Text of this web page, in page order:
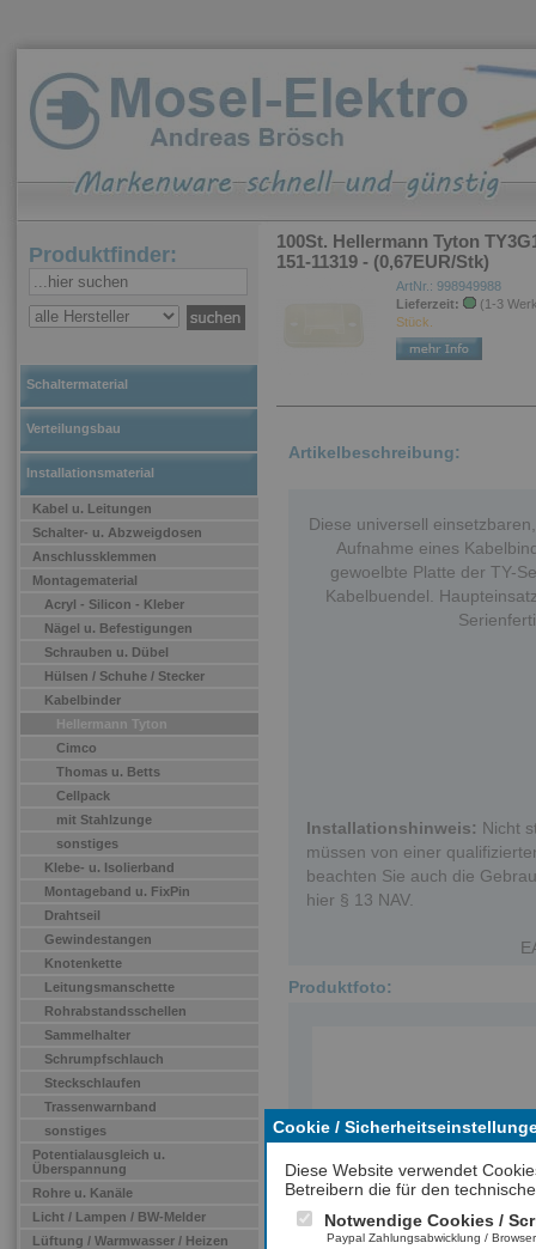
Cookie /
Diese Website verwendet
Betreibern die für den
Notwendige Cookies /
Paypal Zahlungsabwicklung /
Produktfinder:
Schaltermaterial
Verteilungsbau
Installationsmaterial
Kabel u. Leitungen
Schalter- u. Abzweigdosen
Anschlussklemmen
Montagematerial
Acryl - Silicon - Kleber
Nägel u. Befestigungen
Schrauben u. Dübel
Hülsen / Schuhe / Stecker
Kabelbinder
Hellermann Tyton
Cimco
Thomas u. Betts
Cellpack
mit Stahlzunge
sonstiges
Klebe- u. Isolierband
Montageband u. FixPin
Drahtseil
Gewindestangen
Knotenkette
Leitungsmanschette
Rohrabstandsschellen
Sammelhalter
Schrumpfschlauch
Steckschlaufen
Trassenwarnband
sonstiges
Potentialausgleich u.
Überspannung
Rohre u. Kanäle
Licht / Lampen / BW-Melder
Lüftung / Warmwasser / Heizen
100St. Hellermann Tyton
151-11319 - (0,67EUR/Stk)
ArtNr.: 998949988
Lieferzeit:
(1-3
Stück.
Artikelbeschreibung:
Diese universell
Aufnahme eines
gewoelbte Platte der TY-
Kabelbuendel.
Installationshinweis: Nicht
müssen von einer
beachten Sie auch die
hier § 13 NAV.
Produktfoto: